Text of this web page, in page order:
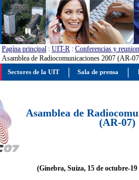
Pagína principal : UIT-R : Conferencias y
Asamblea de Radiocomunicaciones 2007 (AR-
Asamblea de
(AR-07)
(Ginebra, Suiza, 15 de octubre-19
Sectores de la UIT Sala de prensa